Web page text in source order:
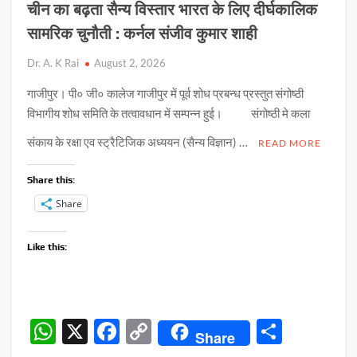
चीन का बढ़ता सैन्य विस्तार भारत के लिए दीर्घकालिक
सामरिक चुनौती : कर्नल संजीव कुमार शाही
Dr. A. K Rai August 2, 2026
गाजीपुर। पी० जी० कालेज गाजीपुर में पूर्व शोध प्रबन्ध प्रस्तुत संगोष्ठी
विभागीय शोध समिति के तत्वावधान में सम्पन्न हुई। संगोष्ठी मे कला
संकाय के रक्षा एव स्ट्रैटिजिक अध्ययन (सैन्य विज्ञान) …
READ MORE
Share this:
Share
Like this:
W X
F
C
Share